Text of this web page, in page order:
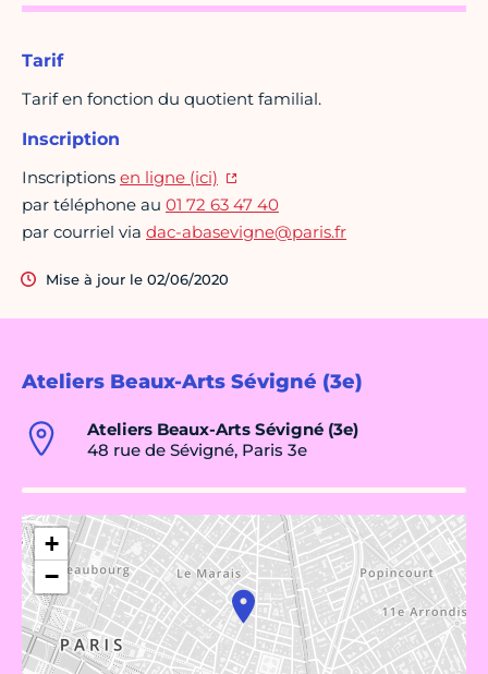
Ateliers Beaux-Arts Sévigné (3e)
Ateliers Beaux-Arts Sévigné (3e)
48 rue de Sévigné, Paris 3e
+
−
Tarif
Tarif en fonction du quotient familial.
Inscription
Inscriptions en ligne (ici)
par téléphone au 01 72 63 47 40
par courriel via dac-abasevigne@paris.fr
Mise à jour le 02/06/2020